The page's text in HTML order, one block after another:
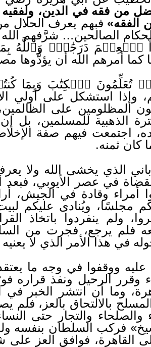
من فقه في الدين،
الفقه» فبهم يعرف الحلال
الحكام الصالحين… شرَّفهم
كما أمرهم الله أن يؤدُّوها
وإذا استشكل على
المظلومين على
الذهبية للمسلمين،
اجتمعت فيهم صفة
كان ثمنه.
الذي يخشى الله ولا
في عصر الأيوبي، فبعد
أمراء وقادة في الجيش،
مجلسًا، ويُنادى عليكم
ولم ينفردوا باتخاذ
فلم يرجع، فجرت من
في هذا الأمر الذي لا يعنيه
عليه ووقفوا في وجه ما
الرحيل ونفذ قراره
وما أن انتشر الخبر
بالالتحاق بالعز، فلم
والتجار حتى
فركب السلطان بنفسه
القاهرة، فوافق العز على